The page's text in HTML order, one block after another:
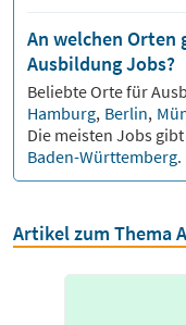
An welchen Orten
Ausbildung Jobs?
Beliebte Orte für
Hamburg, Berlin,
Die meisten Jobs gibt
Baden-Württemberg.
Artikel zum Thema